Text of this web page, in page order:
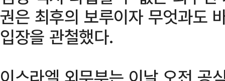
권은 최후의 보루이자 무엇과도
입장을 관철했다.